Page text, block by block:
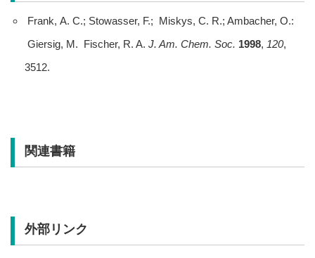
Frank, A. C.; Stowasser, F.; Miskys, C. R.; Ambacher, O.:
Giersig, M. Fischer, R. A. J. Am. Chem. Soc. 1998, 120,
3512.
関連書籍
外部リンク